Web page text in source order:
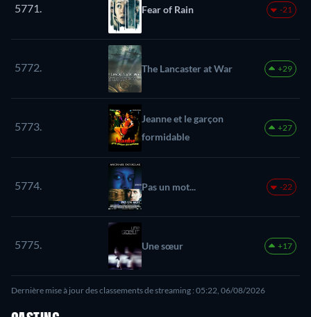
5771. Fear of Rain -21
5772. The Lancaster at War +29
5773.
Jeanne et le garçon
formidable
+27
5774. Pas un mot... -22
5775. Une sœur +17
Dernière mise à jour des classements de streaming : 05:22, 06/08/2026